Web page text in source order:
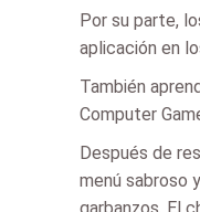
Por su parte,
aplicación en
También
Computer
Después de
menú sabroso